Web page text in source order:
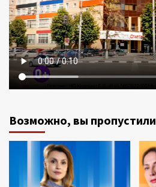
Возможно, вы пропустили